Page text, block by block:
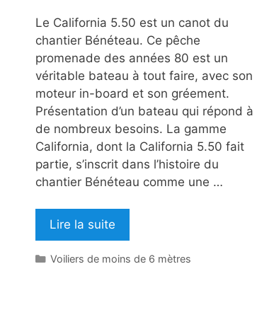
Le California 5.50 est un canot du
chantier Bénéteau. Ce pêche
promenade des années 80 est un
véritable bateau à tout faire, avec son
moteur in-board et son gréement.
Présentation d’un bateau qui répond à
de nombreux besoins. La gamme
California, dont la California 5.50 fait
partie, s’inscrit dans l’histoire du
chantier Bénéteau comme une …
Lire la suite
Catégories
Voiliers de moins de 6 mètres